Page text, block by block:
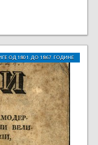
ОД 1801. ДО 1867. ГОДИНЕ